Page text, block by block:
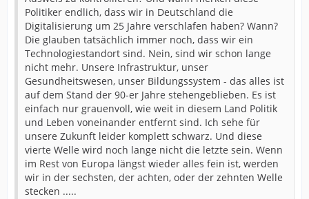
Politiker endlich, dass wir in Deutschland die
Digitalisierung um 25 Jahre verschlafen haben? Wann?
Die glauben tatsächlich immer noch, dass wir ein
Technologiestandort sind. Nein, sind wir schon lange
nicht mehr. Unsere Infrastruktur, unser
Gesundheitswesen, unser Bildungssystem - das alles ist
auf dem Stand der 90-er Jahre stehengeblieben. Es ist
einfach nur grauenvoll, wie weit in diesem Land Politik
und Leben voneinander entfernt sind. Ich sehe für
unsere Zukunft leider komplett schwarz. Und diese
vierte Welle wird noch lange nicht die letzte sein. Wenn
im Rest von Europa längst wieder alles fein ist, werden
wir in der sechsten, der achten, oder der zehnten Welle
stecken .....